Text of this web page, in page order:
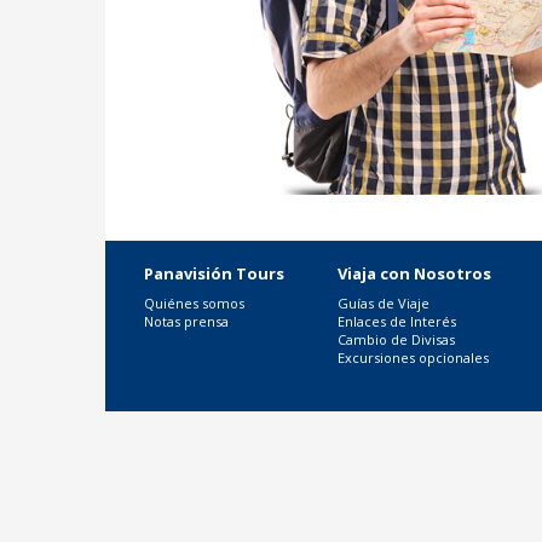
Panavisión Tours
Quiénes somos
Notas prensa
Viaja con Nosotros
Guías de Viaje
Enlaces de Interés
Cambio de Divisas
Excursiones opcionales